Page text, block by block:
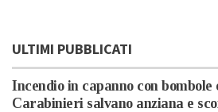
ULTIMI PUBBLICATI
Incendio in capanno con
Carabinieri salvano anziana e